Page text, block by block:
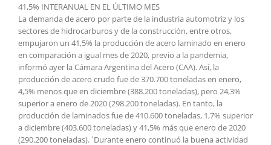
41,5% INTERANUAL EN EL ÚLTIMO MES
La demanda de acero por parte de la industria automotriz y los
sectores de hidrocarburos y de la construcción, entre otros,
empujaron un 41,5% la producción de acero laminado en enero
en comparación a igual mes de 2020, previo a la pandemia,
informó ayer la Cámara Argentina del Acero (CAA). Así, la
producción de acero crudo fue de 370.700 toneladas en enero,
4,5% menos que en diciembre (388.200 toneladas), pero 24,3%
superior a enero de 2020 (298.200 toneladas). En tanto, la
producción de laminados fue de 410.600 toneladas, 1,7% superior
a diciembre (403.600 toneladas) y 41,5% más que enero de 2020
(290.200 toneladas). `Durante enero continuó la buena actividad